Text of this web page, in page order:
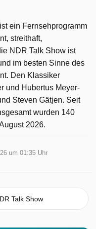
ein Fernsehprogramm
streithaft,
NDR Talk Show ist
im besten Sinne des
Den Klassiker
und Hubertus Meyer-
Steven Gätjen. Seit
wurden 140
2026.
um 01:35 Uhr
Talk Show